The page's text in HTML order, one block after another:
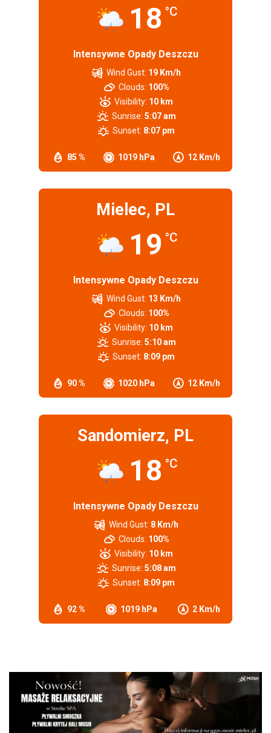
18 °C
Intensywne Opady Deszczu
85 % 1019 hPa 12 Km/h
Wind Gust: 19 Km/h
Clouds: 100%
Visibility: 10 km
Sunrise: 5:07 am
Sunset: 8:07 pm
Mielec, PL
19 °C
Intensywne Opady Deszczu
90 % 1020 hPa 12 Km/h
Wind Gust: 13 Km/h
Clouds: 100%
Visibility: 10 km
Sunrise: 5:10 am
Sunset: 8:09 pm
Sandomierz, PL
18 °C
Intensywne Opady Deszczu
92 % 1019 hPa 2 Km/h
Wind Gust: 8 Km/h
Clouds: 100%
Visibility: 10 km
Sunrise: 5:08 am
Sunset: 8:09 pm